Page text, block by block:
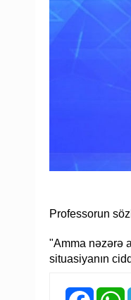
Professorun
"Amma nəzərə
situasiyanın